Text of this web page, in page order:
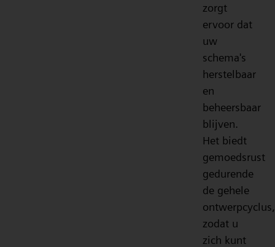
zorgt
ervoor dat
uw
schema's
herstelbaar
en
beheersbaar
blijven.
Het biedt
gemoedsrust
gedurende
de gehele
ontwerpcyclus,
zodat u
zich kunt